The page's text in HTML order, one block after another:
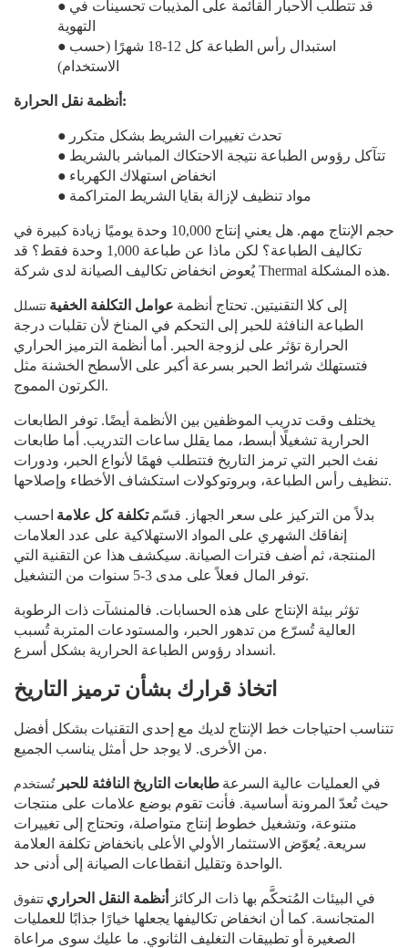
● قد تتطلب الأحبار القائمة على المذيبات تحسينات في
التهوية
● استبدال رأس الطباعة كل 12-18 شهرًا (حسب
الاستخدام)
أنظمة نقل الحرارة:
● تحدث تغييرات الشريط بشكل متكرر
● تتآكل رؤوس الطباعة نتيجة الاحتكاك المباشر بالشريط
● انخفاض استهلاك الكهرباء
● مواد تنظيف لإزالة بقايا الشريط المتراكمة
حجم الإنتاج مهم. هل يعني إنتاج 10,000 وحدة يوميًا زيادة كبيرة في
تكاليف الطباعة؟ لكن ماذا عن طباعة 1,000 وحدة فقط؟ قد
يُعوض انخفاض تكاليف الصيانة لدى شركة Thermal هذه المشكلة.
عوامل التكلفة الخفية إلى كلا التقنيتين. تحتاج أنظمة
الطباعة النافثة للحبر إلى التحكم في المناخ لأن تقلبات درجة
الحرارة تؤثر على لزوجة الحبر. أما أنظمة الترميز الحراري
فتستهلك شرائط الحبر بسرعة أكبر على الأسطح الخشنة مثل
الكرتون المموج.
يختلف وقت تدريب الموظفين بين الأنظمة أيضًا. توفر الطابعات
الحرارية تشغيلًا أبسط، مما يقلل ساعات التدريب. أما طابعات
نفث الحبر التي ترمز التاريخ فتتطلب فهمًا لأنواع الحبر، ودورات
تنظيف رأس الطباعة، وبروتوكولات استكشاف الأخطاء وإصلاحها.
احسب تكلفة كل علامة بدلاً من التركيز على سعر الجهاز. قسّم
إنفاقك الشهري على المواد الاستهلاكية على عدد العلامات
المنتجة، ثم أضف فترات الصيانة. سيكشف هذا عن التقنية التي
توفر المال فعلاً على مدى 3-5 سنوات من التشغيل.
تؤثر بيئة الإنتاج على هذه الحسابات. فالمنشآت ذات الرطوبة
العالية تُسرّع من تدهور الحبر، والمستودعات المتربة تُسبب
انسداد رؤوس الطباعة الحرارية بشكل أسرع.
اتخاذ قرارك بشأن ترميز التاريخ
تتناسب احتياجات خط الإنتاج لديك مع إحدى التقنيات بشكل أفضل
من الأخرى. لا يوجد حل أمثل يناسب الجميع.
تُستخدم طابعات التاريخ النافثة للحبر في العمليات عالية السرعة
حيث تُعدّ المرونة أساسية. فأنت تقوم بوضع علامات على منتجات
متنوعة، وتشغيل خطوط إنتاج متواصلة، وتحتاج إلى تغييرات
سريعة. يُعوّض الاستثمار الأولي الأعلى بانخفاض تكلفة العلامة
الواحدة وتقليل انقطاعات الصيانة إلى أدنى حد.
أنظمة النقل الحراري
في البيئات المُتحكَّم بها ذات الركائز
المتجانسة. كما أن انخفاض تكاليفها يجعلها خيارًا جذابًا للعمليات
الصغيرة أو تطبيقات التغليف الثانوي. ما عليك سوى مراعاة